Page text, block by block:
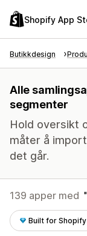
Shopify App
Butikkdesign
Alle
segmenter
Hold oversikt
måter å
det går.
139 apper med
Built for Shopify